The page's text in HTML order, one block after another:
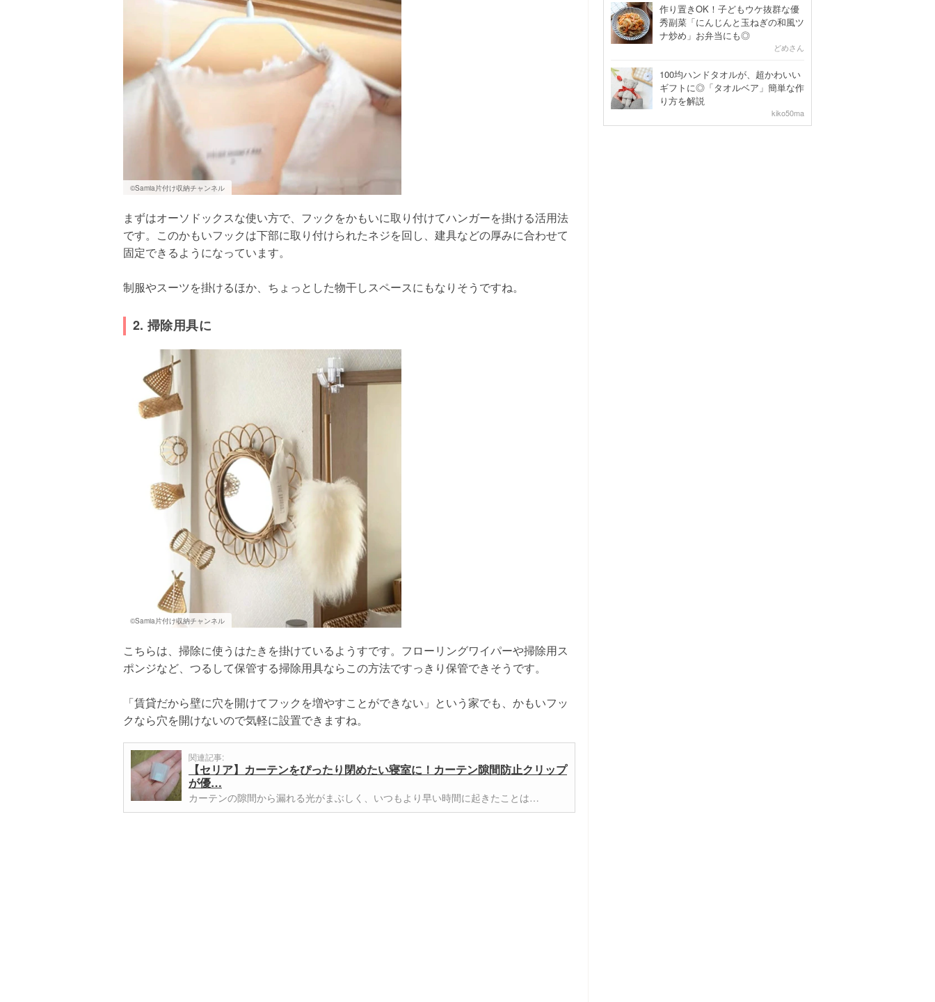
©Samia片付け収納チャンネル
まずはオーソドックスな使い方で、フックをかもいに取り付けてハンガーを掛ける活用法
です。このかもいフックは下部に取り付けられたネジを回し、建具などの厚みに合わせて
固定できるようになっています。
制服やスーツを掛けるほか、ちょっとした物干しスペースにもなりそうですね。
2. 掃除用具に
©Samia片付け収納チャンネル
こちらは、掃除に使うはたきを掛けているようすです。フローリングワイパーや掃除用ス
ポンジなど、つるして保管する掃除用具ならこの方法ですっきり保管できそうです。
「賃貸だから壁に穴を開けてフックを増やすことができない」という家でも、かもいフッ
クなら穴を開けないので気軽に設置できますね。
関連記事:
【セリア】カーテンをぴったり閉めたい寝室に！カーテン隙間防止クリップ
が優…
カーテンの隙間から漏れる光がまぶしく、いつもより早い時間に起きたことは…
作り置きOK！子どもウケ抜群な優
秀副菜「にんじんと玉ねぎの和風ツ
ナ炒め」お弁当にも◎
どめさん
100均ハンドタオルが、超かわいい
ギフトに◎「タオルベア」簡単な作
り方を解説
kiko50ma